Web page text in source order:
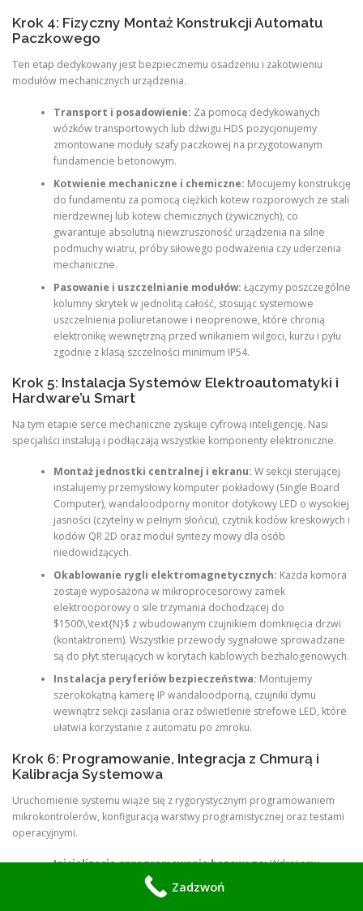
Krok 4: Fizyczny Montaż Konstrukcji Automatu
Paczkowego
Ten etap dedykowany jest bezpiecznemu osadzeniu i zakotwieniu
modułów mechanicznych urządzenia.
Transport i posadowienie: Za pomocą dedykowanych
wózków transportowych lub dźwigu HDS pozycjonujemy
zmontowane moduły szafy paczkowej na przygotowanym
fundamencie betonowym.
Kotwienie mechaniczne i chemiczne: Mocujemy konstrukcję
do fundamentu za pomocą ciężkich kotew rozporowych ze stali
nierdzewnej lub kotew chemicznych (żywicznych), co
gwarantuje absolutną niewzruszoność urządzenia na silne
podmuchy wiatru, próby siłowego podważenia czy uderzenia
mechaniczne.
Pasowanie i uszczelnianie modułów: Łączymy poszczególne
kolumny skrytek w jednolitą całość, stosując systemowe
uszczelnienia poliuretanowe i neoprenowe, które chronią
elektronikę wewnętrzną przed wnikaniem wilgoci, kurzu i pyłu
zgodnie z klasą szczelności minimum IP54.
Krok 5: Instalacja Systemów Elektroautomatyki i
Hardware’u Smart
Na tym etapie serce mechaniczne zyskuje cyfrową inteligencję. Nasi
specjaliści instalują i podłączają wszystkie komponenty elektroniczne.
Montaż jednostki centralnej i ekranu: W sekcji sterującej
instalujemy przemysłowy komputer pokładowy (Single Board
Computer), wandaloodporny monitor dotykowy LED o wysokiej
jasności (czytelny w pełnym słońcu), czytnik kodów kreskowych i
kodów QR 2D oraz moduł syntezy mowy dla osób
niedowidzących.
Okablowanie rygli elektromagnetycznych: Każda komora
zostaje wyposażona w mikroprocesorowy zamek
elektrooporowy o sile trzymania dochodzącej do
$1500\,\text{N}$ z wbudowanym czujnikiem domknięcia drzwi
(kontaktronem). Wszystkie przewody sygnałowe sprowadzane
są do płyt sterujących w korytach kablowych bezhalogenowych.
Instalacja peryferiów bezpieczeństwa: Montujemy
szerokokątną kamerę IP wandaloodporną, czujniki dymu
wewnątrz sekcji zasilania oraz oświetlenie strefowe LED, które
ułatwia korzystanie z automatu po zmroku.
Krok 6: Programowanie, Integracja z Chmurą i
Kalibracja Systemowa
Uruchomienie systemu wiąże się z rygorystycznym programowaniem
mikrokontrolerów, konfiguracją warstwy programistycznej oraz testami
operacyjnymi.
Inicjalizacja oprogramowania bazowego:Wdrażamy
system operacyjny czasu rzeczywistego wraz z naszym
autorskim oprogramowaniem interfejsu
Zadzwoń